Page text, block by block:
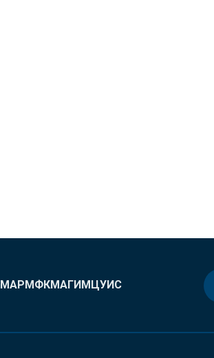
МАРМФКМАГИМЦУИС